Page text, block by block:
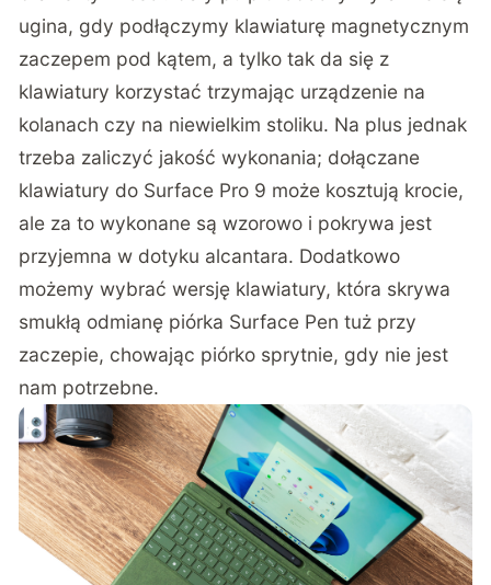
ugina, gdy podłączymy klawiaturę magnetycznym
zaczepem pod kątem, a tylko tak da się z
klawiatury korzystać trzymając urządzenie na
kolanach czy na niewielkim stoliku. Na plus jednak
trzeba zaliczyć jakość wykonania; dołączane
klawiatury do Surface Pro 9 może kosztują krocie,
ale za to wykonane są wzorowo i pokrywa jest
przyjemna w dotyku alcantara. Dodatkowo
możemy wybrać wersję klawiatury, która skrywa
smukłą odmianę piórka Surface Pen tuż przy
zaczepie, chowając piórko sprytnie, gdy nie jest
nam potrzebne.